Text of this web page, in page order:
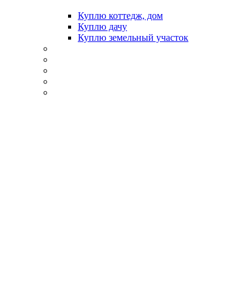
Куплю коттедж, дом
Куплю дачу
Куплю земельный участок